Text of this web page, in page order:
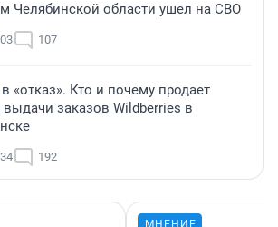
Челябинской области ушел на СВО
107
«отказ». Кто и почему продает
выдачи заказов Wildberries в
192